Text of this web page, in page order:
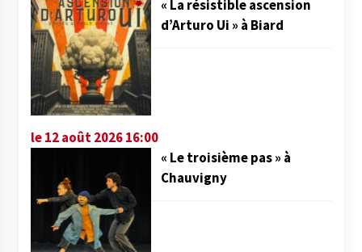
« La résistible ascension
d’Arturo Ui » à Biard
le 12 août 2026 16:00
« Le troisième pas » à
Chauvigny